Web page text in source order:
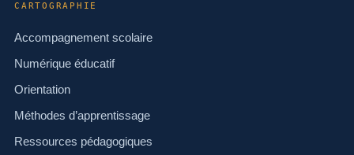
CARTOGRAPHIE
Accompagnement scolaire
Numérique éducatif
Orientation
Méthodes d’apprentissage
Ressources pédagogiques